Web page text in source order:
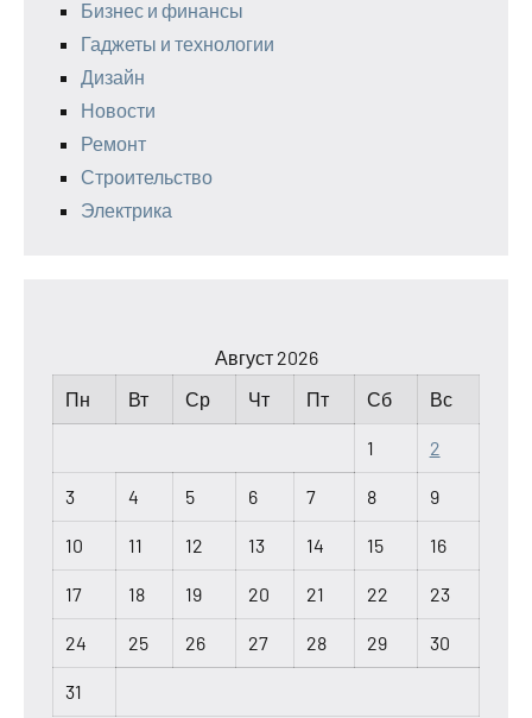
Бизнес и финансы
Гаджеты и технологии
Дизайн
Новости
Ремонт
Строительство
Электрика
Август 2026
Пн
Вт Ср Чт Пт Сб Вс
1 2
3 4 5 6 7 8 9
10 11 12 13 14 15 16
17 18 19 20 21 22 23
24 25 26 27 28 29 30
31